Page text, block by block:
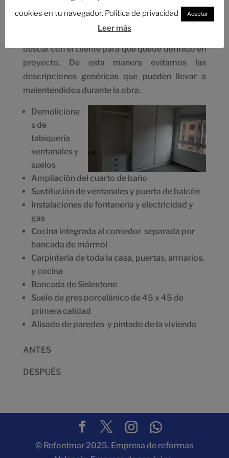
el modelo exacto de cada elemento. Cocinas,
pavimentos, azulejos, sanitarios, ventanas…
hasta los pomos de las puertas, se intenta
buscar con el cliente para que quede definido en
proyecto. De esta manera evitamos las
descripciones genéricas que pueden llevar a
malentendidos durante la obra.
Demolicione
s de
tabiquería
ventanales y
suelos
Ampliación del cuarto de baño
Sustitución de ventanales y puerta de balcón
Instalaciones de fontanería y electricidad y
gas
Cocina integrada al comedor separada por
bancada de mármol
Carpintería de toda la casa, puertas, armarios,
y cocina
Bancada de Sislestone
Suelo de gres porcelánico de 45 x 45 de
primera calidad
Alisado de paredes y pintado de la vivienda
ANTES
DESPUÉS
© Refontmar 2025. Empresa de reformas
cookies en tu navegador. Politica de privacidad
Aceptar
Leer más